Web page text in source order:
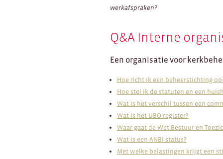
werkafspraken?
Q&A Interne
Een organisatie voor
Hoe richt ik een beheerstichting
Hoe stel ik de statuten en een
Wat is het verschil tussen een
Wat is het UBO-register?
Waar gaat de Wet Bestuur en
Wat is een ANBI-status?
Met welke belastingen krijgt een